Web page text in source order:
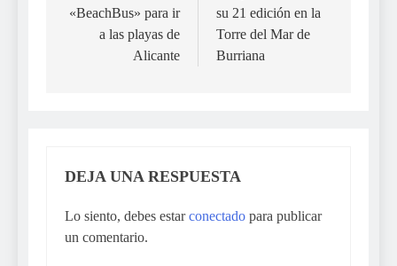
«BeachBus» para ir
a las playas de
Alicante
su 21 edición en la
Torre del Mar de
Burriana
DEJA UNA RESPUESTA
Lo siento, debes estarconectado para publicar
un comentario.